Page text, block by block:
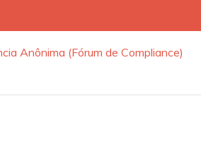
Anônima (Fórum de Compliance)